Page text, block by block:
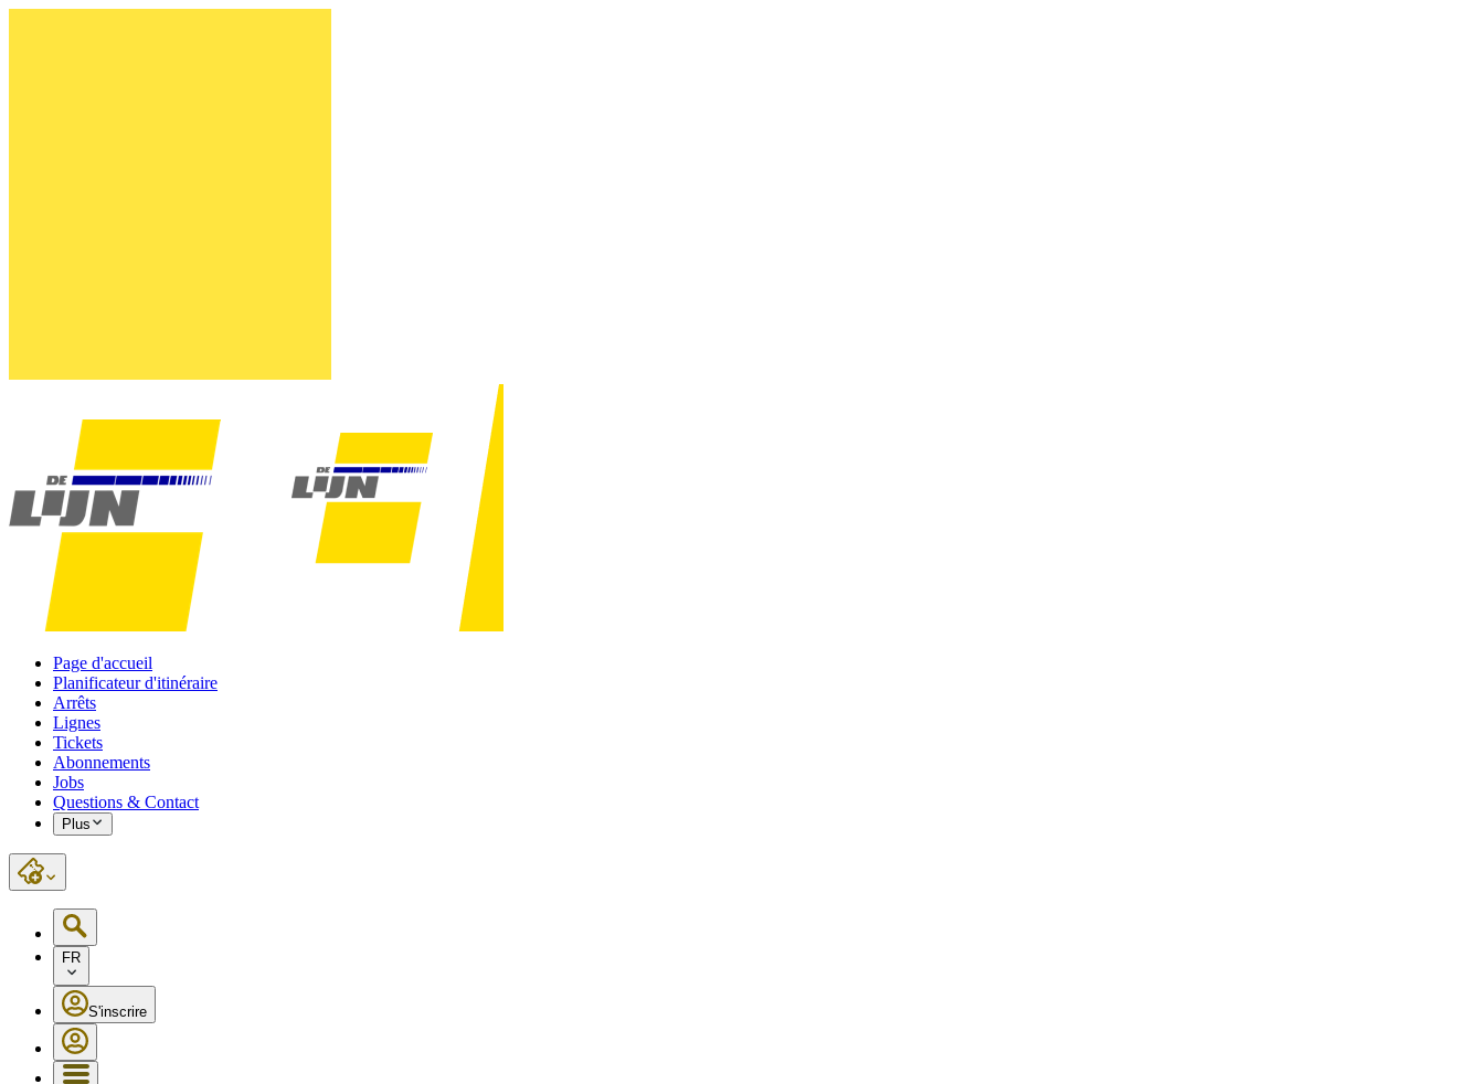
Page d'accueil
Planificateur d'itinéraire
Arrêts
Lignes
Tickets
Abonnements
Jobs
Questions & Contact
Plus
FR
S'inscrire